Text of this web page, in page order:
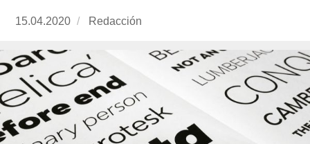
Publicado
15.04.2020 https://www.experimenta.es/author/redaccion/
Redacción